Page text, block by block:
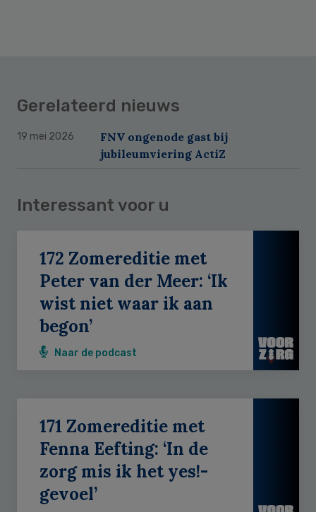
Gerelateerd nieuws
19 mei 2026
FNV ongenode gast bij
jubileumviering ActiZ
Interessant voor u
172 Zomereditie met
Peter van der Meer: ‘Ik
wist niet waar ik aan
begon’
Naar de podcast
171 Zomereditie met
Fenna Eefting: ‘In de
zorg mis ik het yes!-
gevoel’